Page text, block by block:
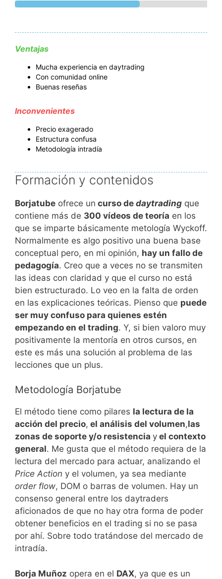
Ventajas
Mucha experiencia en daytrading
Con comunidad online
Buenas reseñas
Inconvenientes
Precio exagerado
Estructura confusa
Metodología intradía
Formación y contenidos
Borjatube ofrece un curso de daytrading que
contiene más de 300 vídeos de teoría en los
que se imparte básicamente metología Wyckoff.
Normalmente es algo positivo una buena base
conceptual pero, en mi opinión, hay un fallo de
pedagogía. Creo que a veces no se transmiten
las ideas con claridad y que el curso no está
bien estructurado. Lo veo en la falta de orden
en las explicaciones teóricas. Pienso que puede
ser muy confuso para quienes estén
empezando en el trading. Y, si bien valoro muy
positivamente la mentoría en otros cursos, en
este es más una solución al problema de las
lecciones que un plus.
Metodología Borjatube
El método tiene como pilares la lectura de la
acción del precio, el análisis del volumen,las
zonas de soporte y/o resistencia y el contexto
general. Me gusta que el método requiera de la
lectura del mercado para actuar, analizando el
Price Action y el volumen, ya sea mediante
order flow, DOM o barras de volumen. Hay un
consenso general entre los daytraders
aficionados de que no hay otra forma de poder
obtener beneficios en el trading si no se pasa
por ahí. Sobre todo tratándose del mercado de
intradía.
Borja Muñoz opera en el DAX, ya que es un